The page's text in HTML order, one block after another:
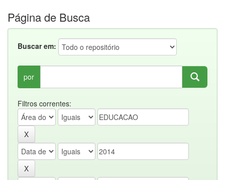
Página de Busca
Buscar em:
por
Filtros correntes: